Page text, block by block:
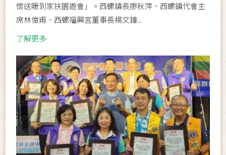
懷送暖到家扶園遊會」。西螺鎮長廖秋萍、西螺鎮代會主
席林俊甫、西螺福興宮董事長楊文鐘...
了解更多